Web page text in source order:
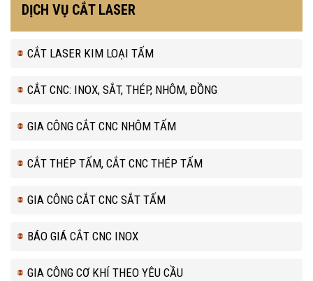
DỊCH VỤ CẮT LASER
CẮT LASER KIM LOẠI TẤM
CẮT CNC: INOX, SẮT, THÉP, NHÔM, ĐỒNG
GIA CÔNG CẮT CNC NHÔM TẤM
CẮT THÉP TẤM, CẮT CNC THÉP TẤM
GIA CÔNG CẮT CNC SẮT TẤM
BÁO GIÁ CẮT CNC INOX
GIA CÔNG CƠ KHÍ THEO YÊU CẦU